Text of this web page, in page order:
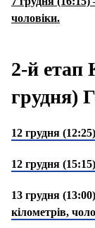
чоловіки.
2-й етап
грудня)
12 грудня
12 грудня
13 грудня
кілометрів,